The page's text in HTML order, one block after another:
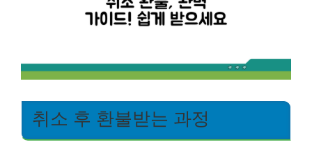
취소 후 환불받는 과정